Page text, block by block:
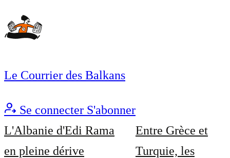
Le Courrier des Balkans
Se connecter S'abonner
L'Albanie d'Edi Rama
en pleine dérive
Entre Grèce et
Turquie, les